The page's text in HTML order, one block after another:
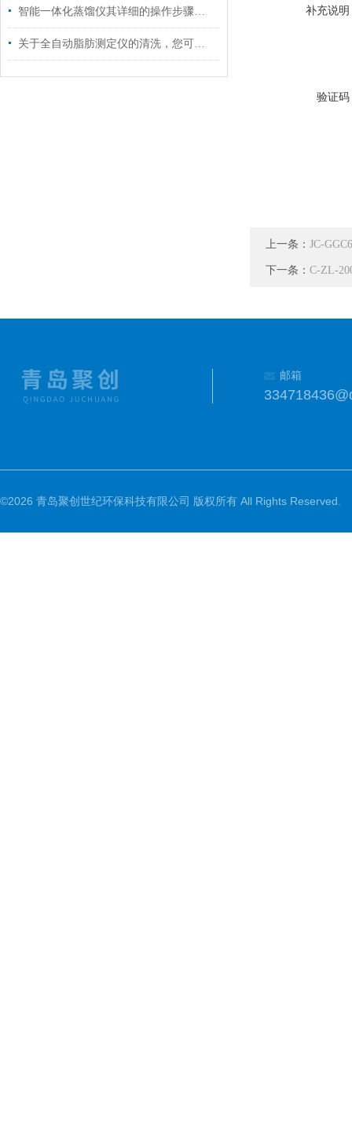
智能一体化蒸馏仪其详细的操作步骤如下
关于全自动脂肪测定仪的清洗，您可知晓？
补充说明
验证码
上一条： JC-
下一条： C-ZL-
邮箱
©2026 青岛聚创世纪环保科技有限公司 版权所有 All Rights Reserved.